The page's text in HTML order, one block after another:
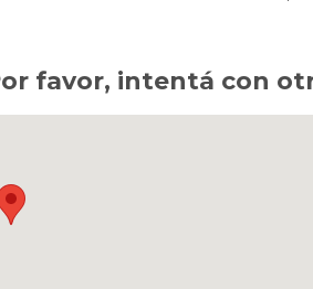
favor, intentá con